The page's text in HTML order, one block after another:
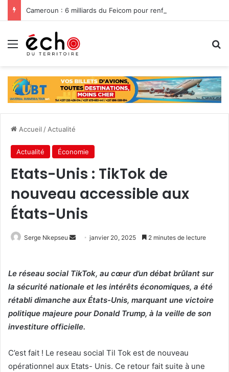
Menu
Accueil / Actualité
Actualité Économie
Etats-Unis : TikTok de
nouveau accessible aux
États-Unis
Serge Nkepseu
o
y
e
r
u
janvier 20, 2025 2 minutes de lecture
Le réseau social TikTok, au cœur d’un débat brûlant sur
la sécurité nationale et les intérêts économiques, a été
rétabli dimanche aux États-Unis, marquant une victoire
politique majeure pour Donald Trump, à la veille de son
investiture officielle.
C’est fait ! Le reseau social Til Tok est de nouveau
opérationnel aux Etats- Unis. Ce retour fait suite à une